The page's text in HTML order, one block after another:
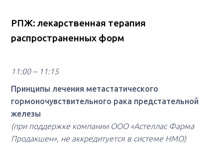
РПЖ: лекарственная терапия
распространенных форм
11:00 – 11:15
Принципы лечения метастатического
гормоночувствительного рака предстательной
железы
(при поддержке компании ООО «Астеллас Фарма
Продакшен», не аккредитуется в системе НМО)